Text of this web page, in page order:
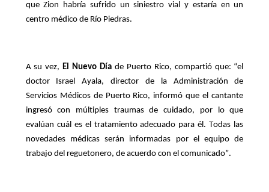
que Zion habría sufrido un siniestro vial y estaría en un
centro médico de Río Piedras.
A su vez, El Nuevo Día de Puerto Rico, compartió que: “el
doctor Israel Ayala, director de la Administración de
Servicios Médicos de Puerto Rico, informó que el cantante
ingresó con múltiples traumas de cuidado, por lo que
evalúan cuál es el tratamiento adecuado para él. Todas las
novedades médicas serán informadas por el equipo de
trabajo del reguetonero, de acuerdo con el comunicado”.